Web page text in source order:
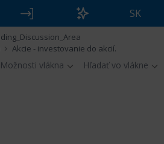
SK
Akcie - investovanie do akcií.
Možnosti vlákna Hľadať vo vlákne